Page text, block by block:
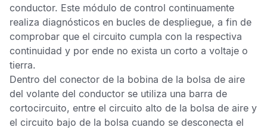
conductor. Este módulo de control continuamente
realiza diagnósticos en bucles de despliegue, a fin de
comprobar que el circuito cumpla con la respectiva
continuidad y por ende no exista un corto a voltaje o
tierra.
Dentro del conector de la bobina de la bolsa de aire
del volante del conductor se utiliza una barra de
cortocircuito, entre el circuito alto de la bolsa de aire y
el circuito bajo de la bolsa cuando se desconecta el